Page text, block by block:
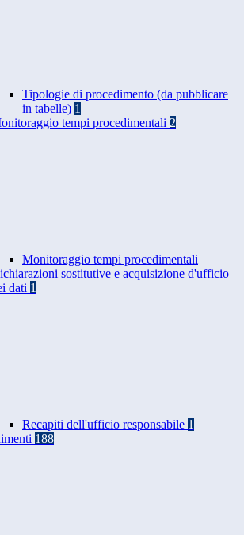
Tipologie di procedimento (da pubblicare
in tabelle) 1
tempi procedimentali 2
Monitoraggio tempi procedimentali
sostitutive e acquisizione d'ufficio
dati 1
Recapiti dell'ufficio responsabile 1
188